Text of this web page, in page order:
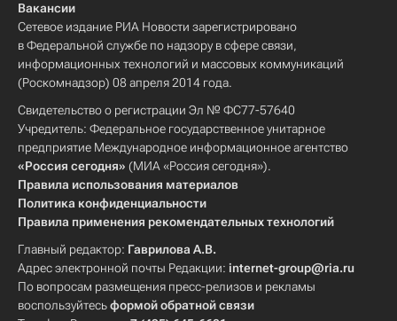
Вакансии
Сетевое издание РИА Новости зарегистрировано
в Федеральной службе по надзору в сфере связи,
информационных технологий и массовых коммуникаций
(Роскомнадзор) 08 апреля 2014 года.
Свидетельство о регистрации Эл № ФС77-57640
Учредитель: Федеральное государственное унитарное
предприятие Международное информационное агентство
«Россия сегодня» (МИА «Россия сегодня»).
Правила использования материалов
Политика конфиденциальности
Правила применения рекомендательных технологий
Главный редактор: Гаврилова А.В.
Адрес электронной почты Редакции: internet-group@ria.ru
По вопросам размещения пресс-релизов и рекламы
воспользуйтесьформой обратной связи